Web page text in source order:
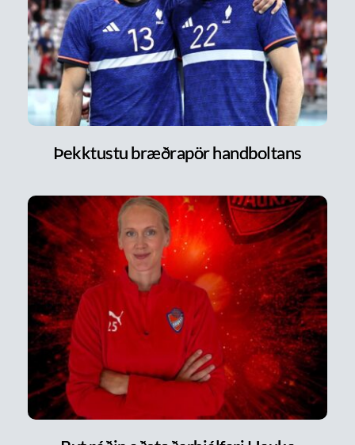
Þekktustu bræðrapör handboltans